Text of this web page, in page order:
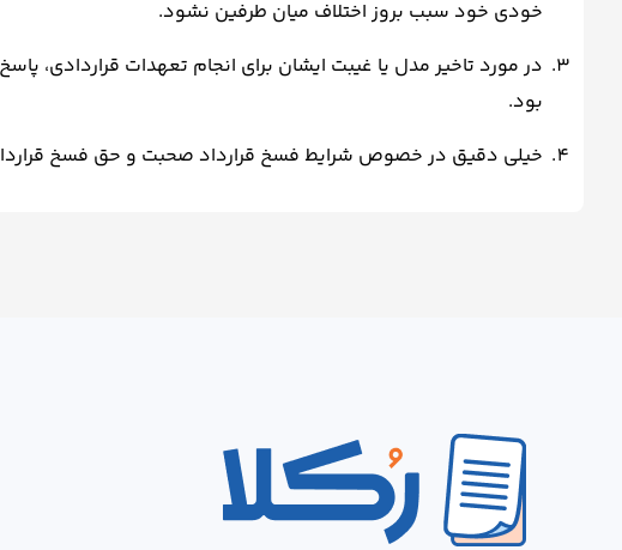
خودی خود سبب بروز اختلاف میان طرفین نشود.
در مورد تاخیر مدل یا غیبت ایشان برای انجام تعهدات قراردادی،
بود.
خیلی دقیق در خصوص شرایط فسخ قرارداد صحبت و حق فسخ